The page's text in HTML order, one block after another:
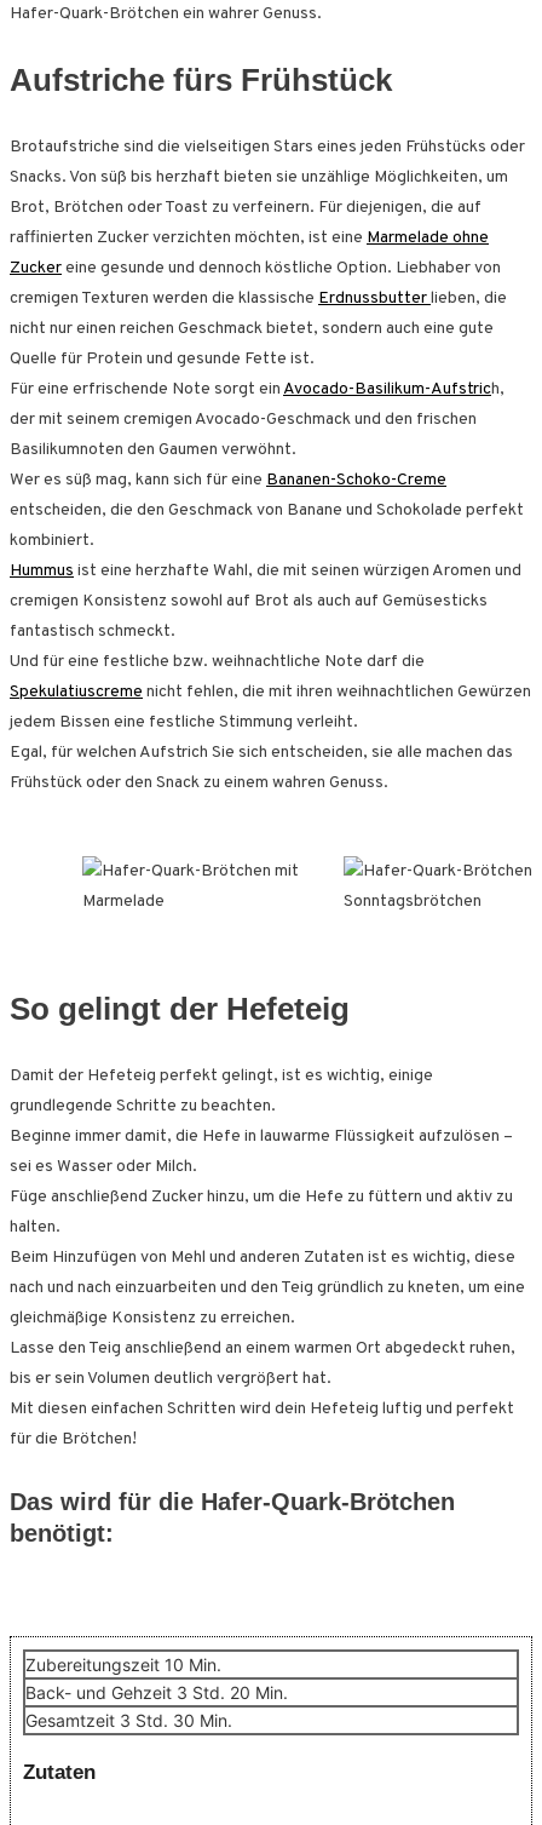
Hafer-Quark-Brötchen ein wahrer Genuss.
Aufstriche fürs Frühstück
Brotaufstriche sind die vielseitigen Stars eines jeden Frühstücks oder
Snacks. Von süß bis herzhaft bieten sie unzählige Möglichkeiten, um
Brot, Brötchen oder Toast zu verfeinern. Für diejenigen, die auf
raffinierten Zucker verzichten möchten, ist eine Marmelade ohne
Zuckereine gesunde und dennoch köstliche Option. Liebhaber von
cremigen Texturen werden die klassische Erdnussbutterlieben, die
nicht nur einen reichen Geschmack bietet, sondern auch eine gute
Quelle für Protein und gesunde Fette ist.
Für eine erfrischende Note sorgt einAvocado-Basilikum-Aufstrich,
der mit seinem cremigen Avocado-Geschmack und den frischen
Basilikumnoten den Gaumen verwöhnt.
Wer es süß mag, kann sich für eine Bananen-Schoko-Creme
entscheiden, die den Geschmack von Banane und Schokolade perfekt
kombiniert.
Hummus ist eine herzhafte Wahl, die mit seinen würzigen Aromen und
cremigen Konsistenz sowohl auf Brot als auch auf Gemüsesticks
fantastisch schmeckt.
Und für eine festliche bzw. weihnachtliche Note darf die
Spekulatiuscreme nicht fehlen, die mit ihren weihnachtlichen Gewürzen
jedem Bissen eine festliche Stimmung verleiht.
Egal, für welchen Aufstrich Sie sich entscheiden, sie alle machen das
Frühstück oder den Snack zu einem wahren Genuss.
So gelingt der Hefeteig
Damit der Hefeteig perfekt gelingt, ist es wichtig, einige
grundlegende Schritte zu beachten.
Beginne immer damit, die Hefe in lauwarme Flüssigkeit aufzulösen –
sei es Wasser oder Milch.
Füge anschließend Zucker hinzu, um die Hefe zu füttern und aktiv zu
halten.
Beim Hinzufügen von Mehl und anderen Zutaten ist es wichtig, diese
nach und nach einzuarbeiten und den Teig gründlich zu kneten, um eine
gleichmäßige Konsistenz zu erreichen.
Lasse den Teig anschließend an einem warmen Ort abgedeckt ruhen,
bis er sein Volumen deutlich vergrößert hat.
Mit diesen einfachen Schritten wird dein Hefeteig luftig und perfekt
für die Brötchen!
Das wird für die Hafer-Quark-Brötchen
benötigt:
Zubereitungszeit 10 Minuten
Min.
Back- und Gehzeit 3 Stunden
Std. 20 Minuten
Min.
Gesamtzeit 3 Stunden
Std. 30 Minuten
Min.
Zutaten